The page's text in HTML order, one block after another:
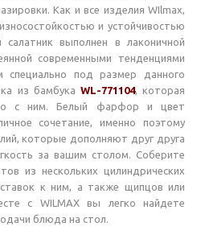
Как и все изделия WIlmax,
и устойчивостью
выполнен в лаконичной
современными тенденциями
специально под размер данного
из бамбука WL-771104, которая
с ним. Белый фарфор и цвет
сочетание, именно поэтому
которые дополняют друг друга
за вашим столом. Соберите
из нескольких цилиндрических
к ним, а также щипцов или
с WILMAX вы легко найдете
блюда на стол.